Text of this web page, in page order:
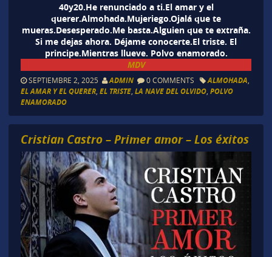
40y20.He renunciado a ti.El amar y el
querer.Almohada.Mujeriego.Ojalá que te
mueras.Desesperado.Me basta.Alguien que te extraña.
Si me dejas ahora. Déjame conocerte.El triste. El
principe.Mientras llueve. Polvo enamorado.
MDV
SEPTIEMBRE 2, 2025 ADMIN 0 COMMENTS ALMOHADA,
EL AMAR Y EL QUERER, EL TRISTE, LA NAVE DEL OLVIDO, POLVO
ENAMORADO
Cristian Castro – Primer amor – Los éxitos